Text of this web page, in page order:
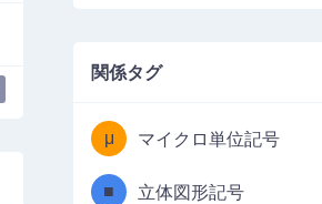
関係タグ
μ マイクロ単位記号
■ 立体図形記号